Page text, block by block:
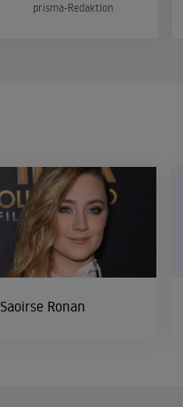
prisma-Redaktion
Saoirse Ronan